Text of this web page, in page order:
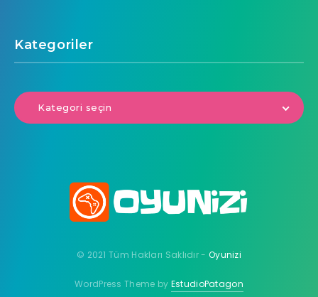
Kategoriler
Kategori seçin
© 2021 Tüm Hakları Saklıdır - Oyunizi
WordPress Theme by EstudioPatagon